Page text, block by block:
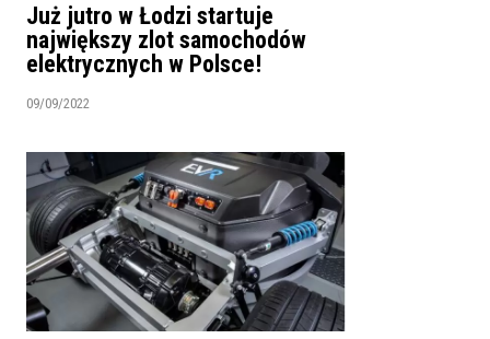
Już jutro w Łodzi startuje
największy zlot samochodów
elektrycznych w Polsce!
09/09/2022